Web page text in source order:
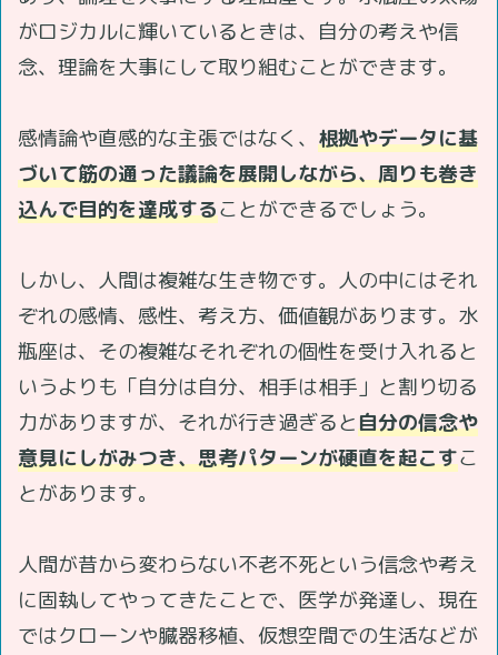
がロジカルに輝いているときは、自分の考えや信
念、理論を大事にして取り組むことができます。
感情論や直感的な主張ではなく、 根拠やデータに基
づいて筋の通った議論を展開しながら、周りも巻き
込んで目的を達成することができるでしょう。
しかし、人間は複雑な生き物です。人の中にはそれ
ぞれの感情、感性、考え方、価値観があります。水
瓶座は、その複雑なそれぞれの個性を受け入れると
いうよりも「自分は自分、相手は相手」と割り切る
力がありますが、それが行き過ぎると自分の信念や
意見にしがみつき、思考パターンが硬直を起こすこ
とがあります。
人間が昔から変わらない不老不死という信念や考え
に固執してやってきたことで、医学が発達し、現在
ではクローンや臓器移植、仮想空間での生活などが